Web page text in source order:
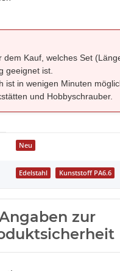
dem Kauf, welches Set
geeignet ist.
ist in wenigen Minuten
und Hobbyschrauber.
Neu
Edelstahl Kunststoff PA6.6
zur